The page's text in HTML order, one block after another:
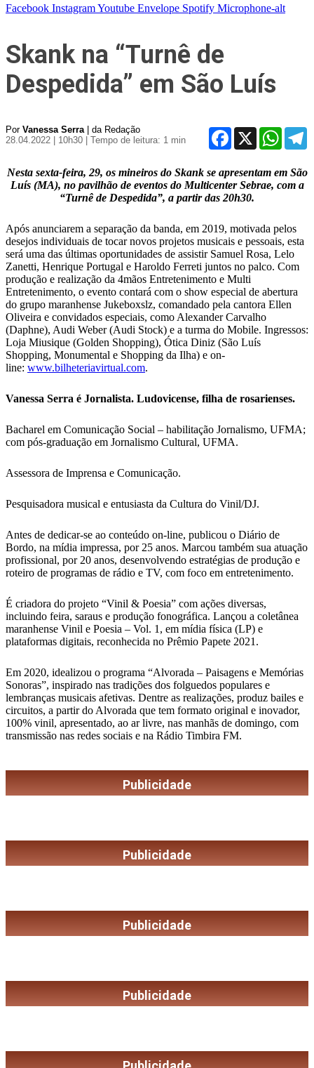
Facebook InstagramYoutube Envelope Spotify Microphone-alt
Skank na “Turnê de
Despedida” em São Luís
Por Vanessa Serra| da Redação
28.04.2022 | 10h30
| Tempo de leitura: 1 min
Facebook
X
Nesta sexta-feira, 29, os mineiros do Skank se apresentam em São
Luís (MA), no pavilhão de eventos do Multicenter Sebrae, com a
“Turnê de Despedida”, a partir das 20h30.
Após anunciarem a separação da banda, em 2019, motivada pelos
desejos individuais de tocar novos projetos musicais e pessoais, esta
será uma das últimas oportunidades de assistir Samuel Rosa, Lelo
Zanetti, Henrique Portugal e Haroldo Ferreti juntos no palco. Com
produção e realização da 4mãos Entretenimento e Multi
Entretenimento, o evento contará com o show especial de abertura
do grupo maranhense Jukeboxslz, comandado pela cantora Ellen
Oliveira e convidados especiais, como Alexander Carvalho
(Daphne), Audi Weber (Audi Stock) e a turma do Mobile. Ingressos:
Loja Miusique (Golden Shopping), Ótica Diniz (São Luís
Shopping, Monumental e Shopping da Ilha) e on-
line: www.bilheteriavirtual.com.
Vanessa Serra é Jornalista. Ludovicense, filha de rosarienses.
Bacharel em Comunicação Social – habilitação Jornalismo, UFMA;
com pós-graduação em Jornalismo Cultural, UFMA.
Assessora de Imprensa e Comunicação.
Pesquisadora musical e entusiasta da Cultura do Vinil/DJ.
Antes de dedicar-se ao conteúdo on-line, publicou o Diário de
Bordo, na mídia impressa, por 25 anos. Marcou também sua atuação
profissional, por 20 anos, desenvolvendo estratégias de produção e
roteiro de programas de rádio e TV, com foco em entretenimento.
É criadora do projeto “Vinil & Poesia” com ações diversas,
incluindo feira, saraus e produção fonográfica. Lançou a coletânea
maranhense Vinil e Poesia – Vol. 1, em mídia física (LP) e
plataformas digitais, reconhecida no Prêmio Papete 2021.
Em 2020, idealizou o programa “Alvorada – Paisagens e Memórias
Sonoras”, inspirado nas tradições dos folguedos populares e
lembranças musicais afetivas. Dentre as realizações, produz bailes e
circuitos, a partir do Alvorada que tem formato original e inovador,
100% vinil, apresentado, ao ar livre, nas manhãs de domingo, com
transmissão nas redes sociais e na Rádio Timbira FM.
Publicidade
Publicidade
Publicidade
Publicidade